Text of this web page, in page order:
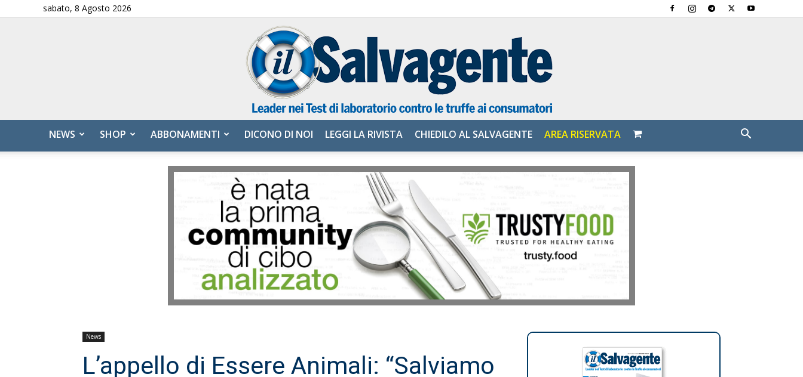
sabato, 8 Agosto 2026
Salvagente
NEWS SHOP ABBONAMENTI DICONO DI NOI LEGGI LA RIVISTA CHIEDILO AL SALVAGENTE AREA RISERVATA
News
L’appello di Essere Animali: “Salviamo